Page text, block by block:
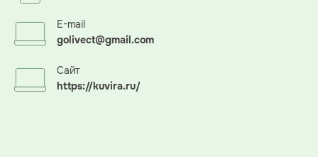
E-mail
golivect@gmail.com
Сайт
https://kuvira.ru/